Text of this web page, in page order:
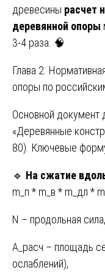
древесины расчет
деревянной опоры
3-4 раза. 🧠
Глава 2.
опоры по
Основной документ
«Деревянные
80). Ключевые
🔹 На сжатие
m_п * m_в * m_дл *
N – продольная сила,
A_расч – площадь
ослаблений),